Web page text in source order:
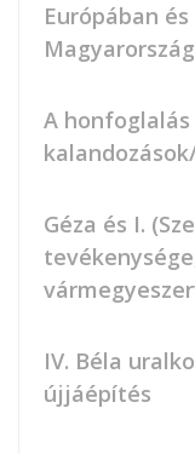
Európában
A
Géza és I.
IV. Béla
újjáépítés